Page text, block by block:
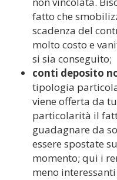
fatto che
scadenza del
molto costo e
si sia conseguito;
conti deposito
tipologia
viene offerta da
particolarità il
guadagnare da
essere spostate
momento; qui i
meno interessanti